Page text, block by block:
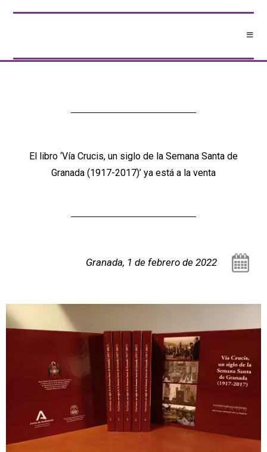
El libro ‘Vía Crucis, un siglo de la Semana Santa de
Granada (1917-2017)’ ya está a la venta
Granada, 1 de febrero de 2022